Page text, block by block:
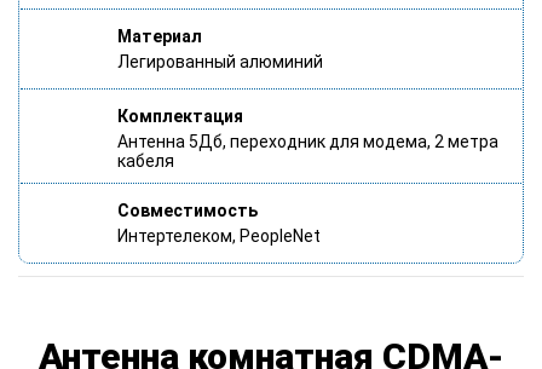
Материал
Легированный алюминий
Комплектация
Антенна 5Дб, переходник для модема, 2 метра
кабеля
Совместимость
Интертелеком, PeopleNet
Антенна комнатная CDMA-